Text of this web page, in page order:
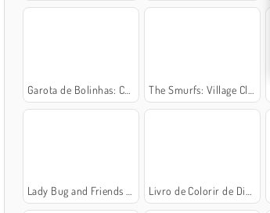
Garota de Bolinhas: Casamento Arruinado The Smurfs: Village Cleaning
Lady Bug and Friends Maker Livro de Colorir de Dinossauros